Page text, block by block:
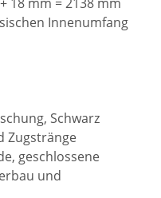
Innenumfang
Schwarz
Zugstränge
geschlossene
und